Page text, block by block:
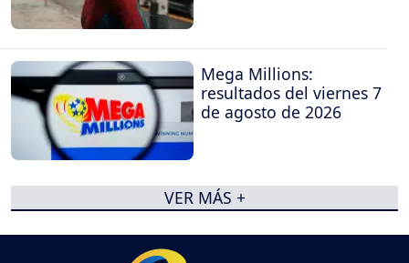
Mega Millions:
resultados del viernes 7
de agosto de 2026
VER MÁS +